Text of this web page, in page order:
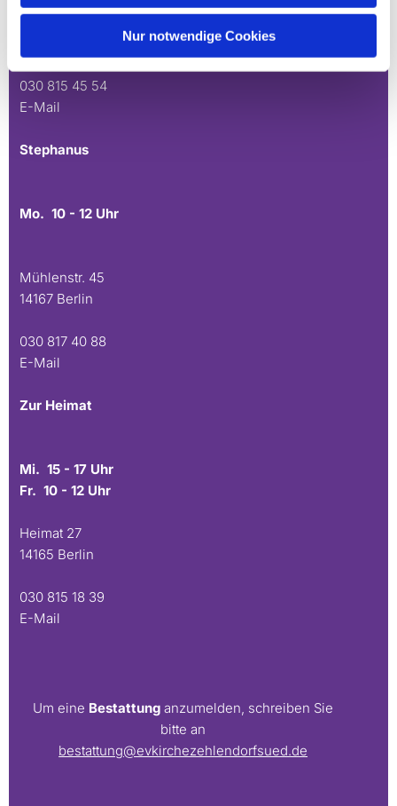
Nur notwendige Cookies
Andréezeile 21-23
030 815 45 54
E-Mail
Stephanus
Mo. 10 - 12 Uhr
Mühlenstr. 45
14167 Berlin
030 817 40 88
E-Mail
Zur Heimat
Mi. 15 - 17 Uhr
Fr. 10 - 12 Uhr
Heimat 27
14165 Berlin
030 815 18 39
E-Mail
Um eine Bestattung anzumelden, schreiben Sie
bitte an
bestattung@evkirchezehlendorfsued.de